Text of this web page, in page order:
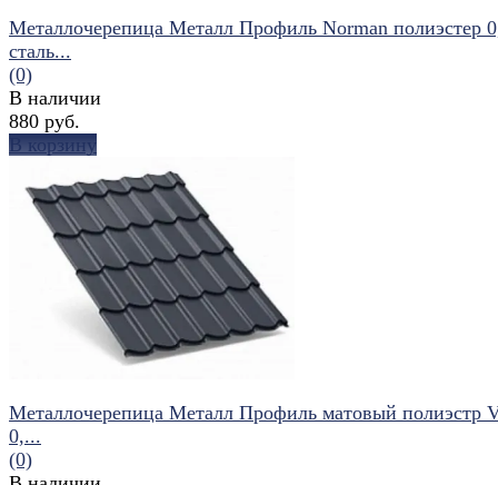
избранное сравнить
Металлочерепица Металл Профиль Norman полиэстер
сталь...
(0)
В наличии
880 руб.
В корзину
Металлочерепица Металл Профиль матовый полиэстр
0,...
(0)